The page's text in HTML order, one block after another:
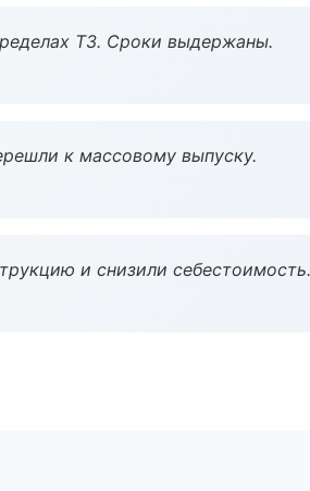
ТЗ. Сроки выдержаны.
к массовому выпуску.
и снизили себестоимость.